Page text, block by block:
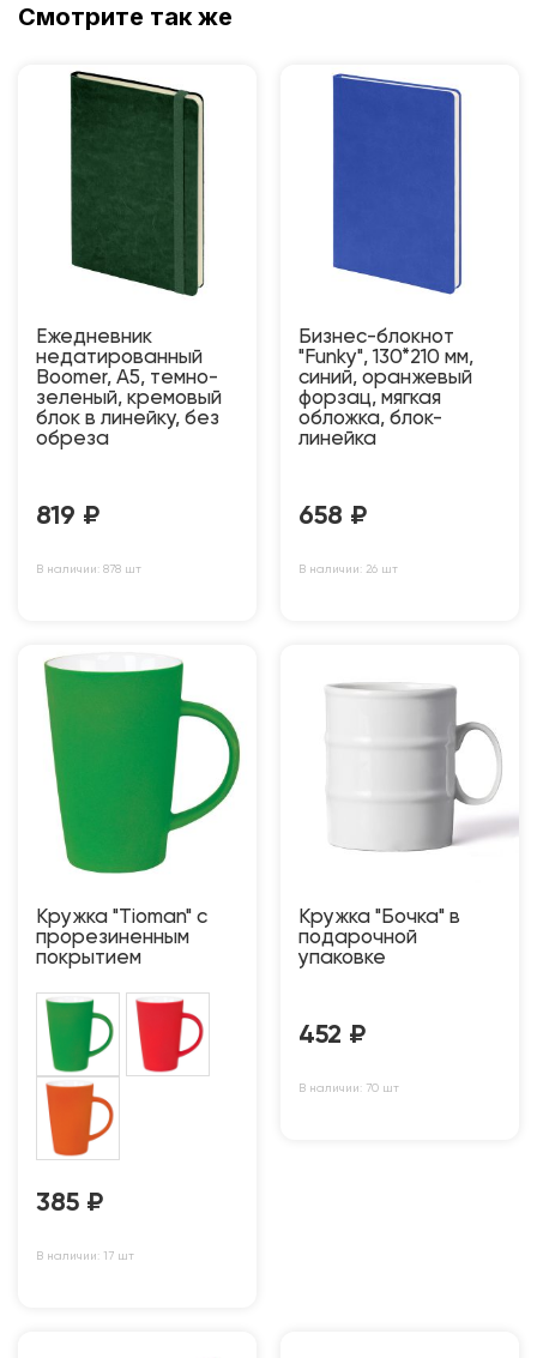
Смотрите так же
Ежедневник
недатированный
Boomer, А5, темно-
зеленый, кремовый
блок в линейку, без
обреза
819 ₽
В наличии: 878 шт
Бизнес-блокнот
"Funky", 130*210 мм,
синий, оранжевый
форзац, мягкая
обложка, блок-
линейка
658 ₽
В наличии: 26 шт
Кружка "Tioman" с
прорезиненным
покрытием
385 ₽
В наличии: 17 шт
Кружка "Бочка" в
подарочной
упаковке
452 ₽
В наличии: 70 шт